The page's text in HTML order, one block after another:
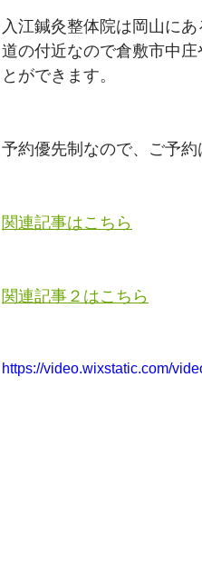
入江鍼灸整体院は岡山に
道の付近なので倉敷市中
とができます。
予約優先制なので、ご予約
関連記事はこちら
関連記事２はこちら
https://video.wixstatic.com/